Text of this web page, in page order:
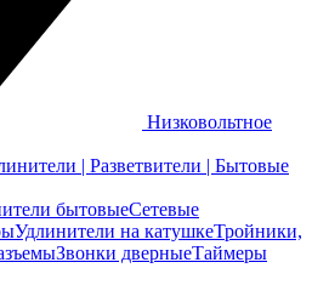
Низковольтное
| Разветвители | Бытовые
бытовыеСетевые
Удлинители на катушкеТройники,
Звонки дверныеТаймеры